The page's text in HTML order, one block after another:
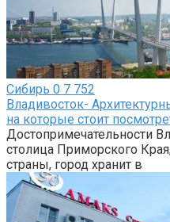
Сибирь 0 7 752
Владивосток-
на которые стоит
Достопримечательности
столица Приморского
страны, город хранит в